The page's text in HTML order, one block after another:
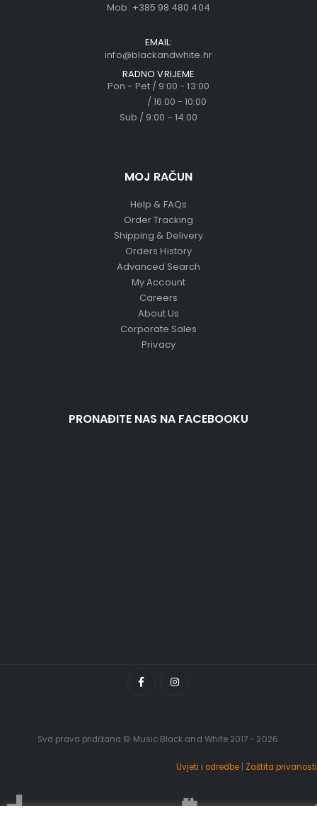
Mob: +385 98 480 404
EMAIL:
info@blackandwhite.hr
RADNO VRIJEME
Pon - Pet / 9:00 - 13:00
/ 16:00 - 10:00
Sub / 9:00 - 14:00
MOJ RAČUN
Help & FAQs
Order Tracking
Shipping & Delivery
Orders History
Advanced Search
My Account
Careers
About Us
Corporate Sales
Privacy
PRONAĐITE NAS NA FACEBOOKU
Sva prava pridržana © Music Black and White 2017 - 2026.
Uvjeti i odredbe Zaštita privanosti